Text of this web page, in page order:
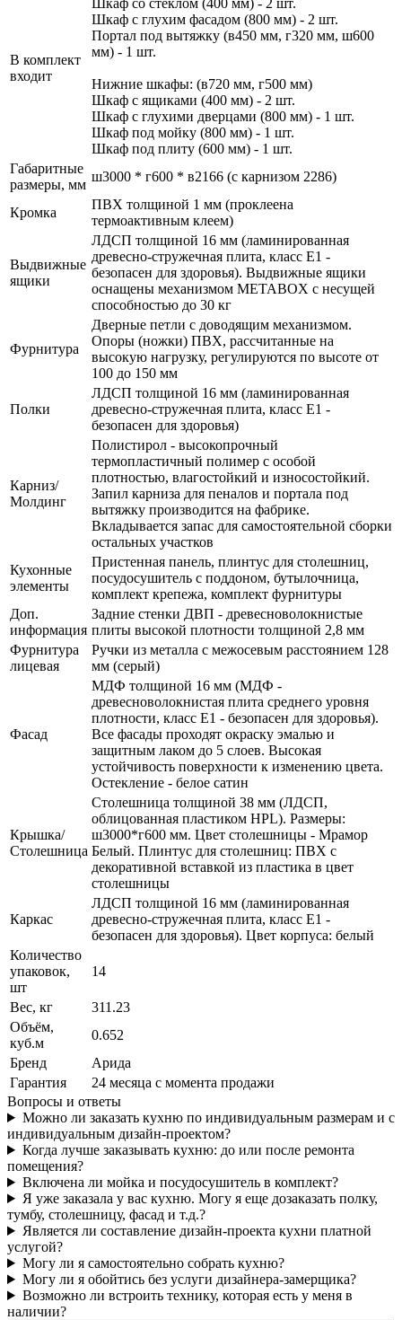
В комплект
входит
Шкаф со стеклом (400 мм) - 2 шт.
Шкаф с глухим фасадом (800 мм) - 2 шт.
Портал под вытяжку (в450 мм, г320 мм, ш600
мм) - 1 шт.
Нижние шкафы: (в720 мм, г500 мм)
Шкаф с ящиками (400 мм) - 2 шт.
Шкаф с глухими дверцами (800 мм) - 1 шт.
Шкаф под мойку (800 мм) - 1 шт.
Шкаф под плиту (600 мм) - 1 шт.
Габаритные
размеры, мм
ш3000 * г600 * в2166 (с карнизом 2286)
Кромка
ПВХ толщиной 1 мм (проклеена
термоактивным клеем)
Выдвижные
ящики
ЛДСП толщиной 16 мм (ламинированная
древесно-стружечная плита, класс E1 -
безопасен для здоровья). Выдвижные ящики
оснащены механизмом МЕТАBOX с несущей
способностью до 30 кг
Фурнитура
Дверные петли с доводящим механизмом.
Опоры (ножки) ПВХ, рассчитанные на
высокую нагрузку, регулируются по высоте от
100 до 150 мм
Полки
ЛДСП толщиной 16 мм (ламинированная
древесно-стружечная плита, класс E1 -
безопасен для здоровья)
Карниз/
Молдинг
Полистирол - высокопрочный
термопластичный полимер с особой
плотностью, влагостойкий и износостойкий.
Запил карниза для пеналов и портала под
вытяжку производится на фабрике.
Вкладывается запас для самостоятельной сборки
остальных участков
Кухонные
элементы
Пристенная панель, плинтус для столешниц,
посудосушитель с поддоном, бутылочница,
комплект крепежа, комплект фурнитуры
Доп.
информация
Задние стенки ДВП - древесноволокнистые
плиты высокой плотности толщиной 2,8 мм
Фурнитура
лицевая
Ручки из металла с межосевым расстоянием 128
мм (серый)
Фасад
МДФ толщиной 16 мм (МДФ -
древесноволокнистая плита среднего уровня
плотности, класс E1 - безопасен для здоровья).
Все фасады проходят окраску эмалью и
защитным лаком до 5 слоев. Высокая
устойчивость поверхности к изменению цвета.
Остекление - белое сатин
Крышка/
Столешница
Столешница толщиной 38 мм (ЛДСП,
облицованная пластиком HPL). Размеры:
ш3000*г600 мм. Цвет столешницы - Мрамор
Белый. Плинтус для столешниц: ПВХ с
декоративной вставкой из пластика в цвет
столешницы
Каркас
ЛДСП толщиной 16 мм (ламинированная
древесно-стружечная плита, класс E1 -
безопасен для здоровья). Цвет корпуса: белый
Количество
упаковок,
шт
14
Вес, кг
311.23
Объём,
куб.м
0.652
Бренд
Арида
Гарантия
24 месяца с момента продажи
Вопросы и ответы
Можно ли заказать кухню по индивидуальным размерам и с
индивидуальным дизайн-проектом?
Когда лучше заказывать кухню: до или после ремонта
помещения?
Включена ли мойка и посудосушитель в комплект?
Я уже заказала у вас кухню. Могу я еще дозаказать полку,
тумбу, столешницу, фасад и т.д.?
Является ли составление дизайн-проекта кухни платной
услугой?
Могу ли я самостоятельно собрать кухню?
Могу ли я обойтись без услуги дизайнера-замерщика?
Возможно ли встроить технику, которая есть у меня в
наличии?